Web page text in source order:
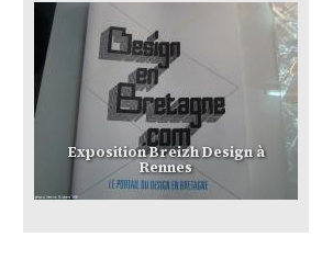
Exposition Breizh Design à
Rennes